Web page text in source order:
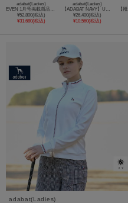
adabat(Ladies)
¥52,800(税込)
¥31,680(税込)
adabat(Ladies)
¥26,400(税込)
¥10,560(税込)
adabat(Ladies)